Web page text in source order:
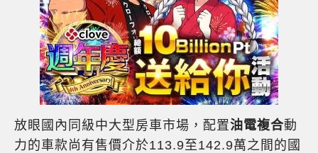
放眼國內同級中大型房車市場，配置油電複合動
力的車款尚有售價介於113.9至142.9萬之間的國